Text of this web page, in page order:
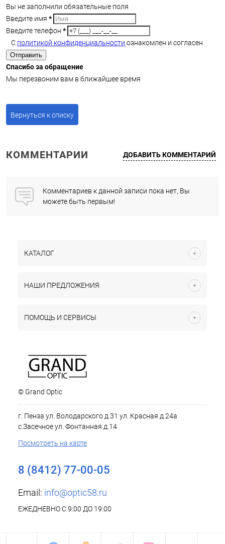
Вы не заполнили обязательные поля
Введите имя *
Введите телефон *
С политикой конфиденциальности ознакомлен и согласен
Отправить
Спасибо за обращение
Мы перезвоним вам в ближайшее время
Вернуться к списку
КОММЕНТАРИИ ДОБАВИТЬ КОММЕНТАРИЙ
Комментариев к данной записи пока нет, Вы
можете быть первым!
КАТАЛОГ
НАШИ ПРЕДЛОЖЕНИЯ
ПОМОЩЬ И СЕРВИСЫ
© Grand Optic
г. Пенза ул. Володарского д.31 ул. Красная д.24а
с.Засечное ул. Фонтанная д.14
Посмотреть на карте
8 (8412) 77-00-05
Email: info@optic58.ru
ЕЖЕДНЕВНО С 9:00 ДО 19:00